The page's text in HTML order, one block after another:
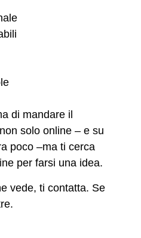
di mandare il
solo online – e su
poco –ma ti cerca
per farsi una idea.
vede, ti contatta. Se